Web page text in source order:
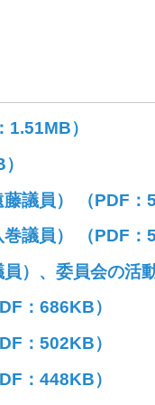
）
議員） （PDF：
議員） （PDF：
）、委員会の活
：686KB）
：502KB）
：448KB）